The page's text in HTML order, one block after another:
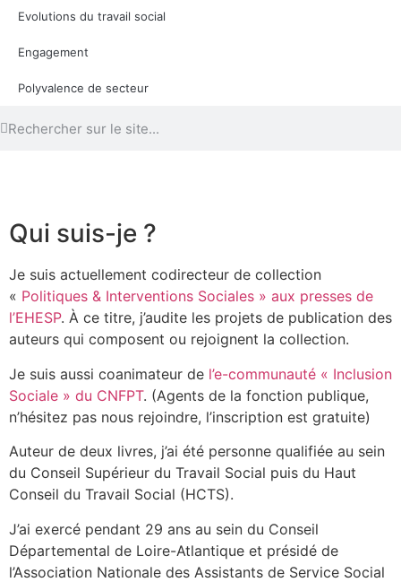
Evolutions du travail social
Engagement
Polyvalence de secteur
Qui suis-je ?
Je suis actuellement codirecteur de collection
« Politiques & Interventions Sociales » aux presses de
l’EHESP. À ce titre, j’audite les projets de publication des
auteurs qui composent ou rejoignent la collection.
Je suis aussi coanimateur de l’e-communauté « Inclusion
Sociale » du CNFPT. (Agents de la fonction publique,
n’hésitez pas nous rejoindre, l’inscription est gratuite)
Auteur de deux livres, j’ai été personne qualifiée au sein
du Conseil Supérieur du Travail Social puis du Haut
Conseil du Travail Social (HCTS).
J’ai exercé pendant 29 ans au sein du Conseil
Départemental de Loire-Atlantique et présidé de
l’Association Nationale des Assistants de Service Social